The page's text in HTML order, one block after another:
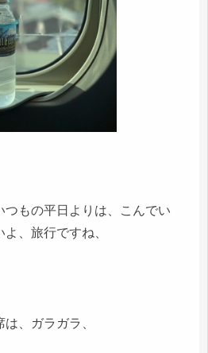
つもの平日よりは、こんでい
、旅行ですね、
、ガラガラ、